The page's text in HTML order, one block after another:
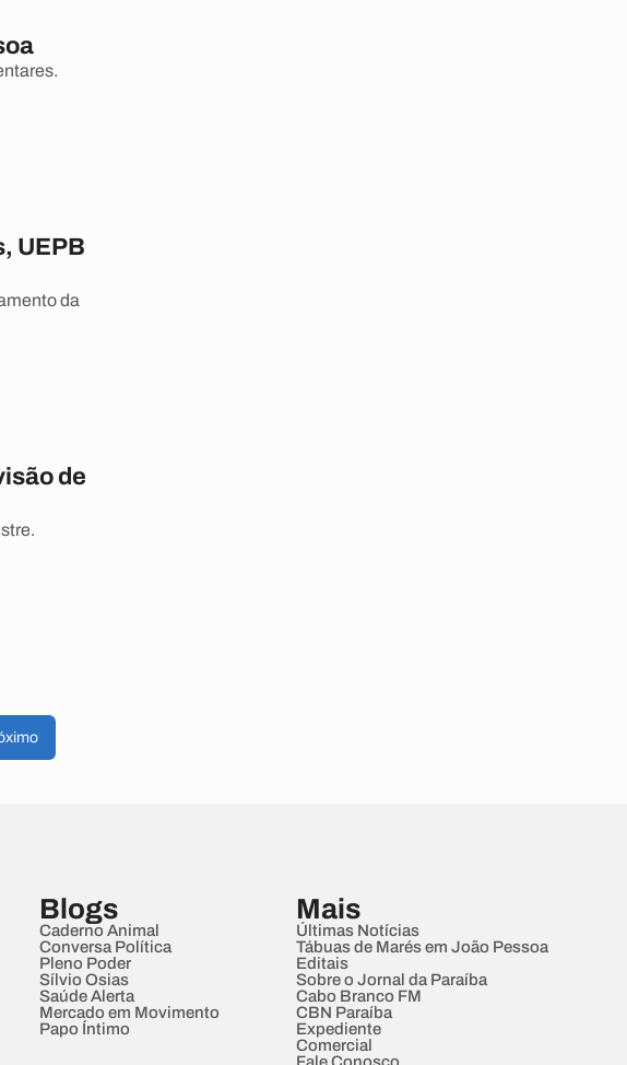
UEPB
da
de
Blogs
Caderno Animal
Conversa Política
Pleno Poder
Sílvio Osias
Saúde Alerta
Mercado em Movimento
Papo Íntimo
Mais
Últimas Notícias
Tábuas de Marés em João Pessoa
Editais
Sobre o Jornal da Paraíba
Cabo Branco FM
CBN Paraíba
Expediente
Comercial